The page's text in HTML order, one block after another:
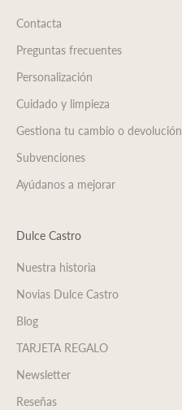
Contacta
Preguntas frecuentes
Personalización
Cuidado y limpieza
Gestiona tu cambio o devolución
Subvenciones
Ayúdanos a mejorar
Dulce Castro
Nuestra historia
Novias Dulce Castro
Blog
TARJETA REGALO
Newsletter
Reseñas